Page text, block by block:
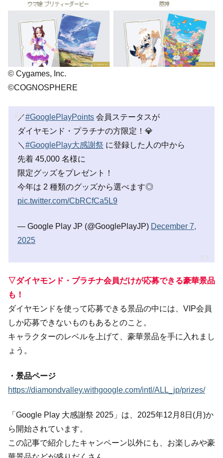
© Cygames, Inc.
©COGNOSPHERE
／#GooglePlayPoints 会員ステータスが
ダイヤモンド・プラチナの方限定！💎
＼ #GooglePlay大感謝祭 に登録した人の中から
先着 45,000 名様に
限定グッズをプレゼント！
今年は 2 種類のグッズから選べます◎
pic.twitter.com/CbRCfCa5L9
— Google Play JP (@GooglePlayJP) December 7,
2025
▽ダイヤモンド・プラチナ会員だけが応募できる豪華景品
も！
ダイヤモンドを使って応募できる景品の中には、VIP会員
しか応募できないものもあるとのこと。
キャラクターのレベルを上げて、豪華景品を手に入れまし
ょう。
・景品ページ
https://diamondvalley.withgoogle.com/intl/ALL_jp/prizes/
「Google Play 大感謝祭 2025」は、2025年12月8日(月)か
ら開始されています。
この記事で紹介したキャンペーン以外にも、お楽しみや豪